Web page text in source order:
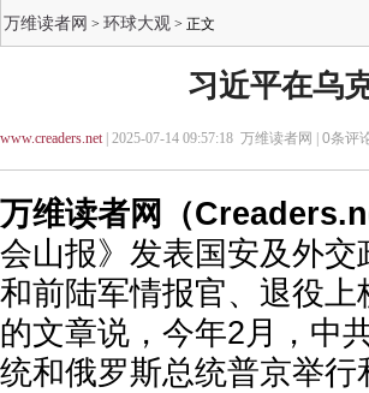
万维读者网 > 环球大观 > 正文
习近平在乌
www.creaders.net| 2025-07-14 09:57:18 万维读者网 | 0条评
万维读者网（
会山报》发表国安及外
和前陆军情报官、退役
的文章说，今年2月，中
统和俄罗斯总统普京举